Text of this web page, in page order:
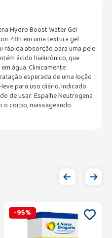
Hydro Boost Water Gel
48h em uma textura gel
rápida absorção para uma pele
ácido hialurônico, que
água. Clinicamente
esperada de uma loção
para uso diário. Indicado
de usar: Espalhe Neutrogena
o corpo, massageando
-95%